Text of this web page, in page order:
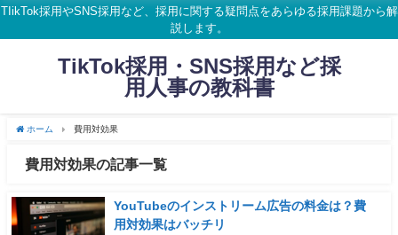
TIikTok採用やSNS採用など、採用に関する疑問点をあらゆる採用課題から解
説します。
TikTok採用・SNS採用など採
用人事の教科書
ホーム 費用対効果
費用対効果の記事一覧
YouTubeのインストリーム広告の料金は？費
用対効果はバッチリ